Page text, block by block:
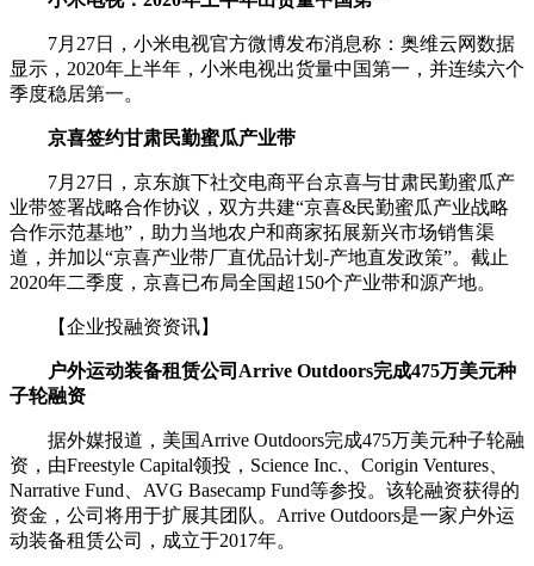
7月27日，小米电视官方微博发布消息称：奥维云网数据
显示，2020年上半年，小米电视出货量中国第一，并连续六个
季度稳居第一。
京喜签约甘肃民勤蜜瓜产业带
7月27日，京东旗下社交电商平台京喜与甘肃民勤蜜瓜产
业带签署战略合作协议，双方共建“京喜&民勤蜜瓜产业战略
合作示范基地”，助力当地农户和商家拓展新兴市场销售渠
道，并加以“京喜产业带厂直优品计划-产地直发政策”。截止
2020年二季度，京喜已布局全国超150个产业带和源产地。
【企业投融资资讯】
户外运动装备租赁公司Arrive Outdoors完成475万美元种
子轮融资
据外媒报道，美国Arrive Outdoors完成475万美元种子轮融
资，由Freestyle Capital领投，Science Inc.、Corigin Ventures、
Narrative Fund、AVG Basecamp Fund等参投。该轮融资获得的
资金，公司将用于扩展其团队。Arrive Outdoors是一家户外运
动装备租赁公司，成立于2017年。